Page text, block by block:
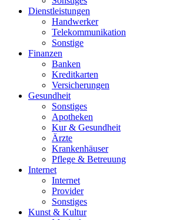
Dienstleistungen
Handwerker
Telekommunikation
Sonstige
Finanzen
Banken
Kreditkarten
Versicherungen
Gesundheit
Sonstiges
Apotheken
Kur & Gesundheit
Ärzte
Krankenhäuser
Pflege & Betreuung
Internet
Internet
Provider
Sonstiges
Kunst & Kultur